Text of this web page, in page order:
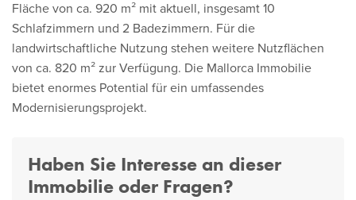
Fläche von ca. 920 m² mit aktuell, insgesamt 10
Schlafzimmern und 2 Badezimmern. Für die
landwirtschaftliche Nutzung stehen weitere Nutzflächen
von ca. 820 m² zur Verfügung. Die Mallorca Immobilie
bietet enormes Potential für ein umfassendes
Modernisierungsprojekt.
Haben Sie Interesse an dieser
Immobilie oder Fragen?